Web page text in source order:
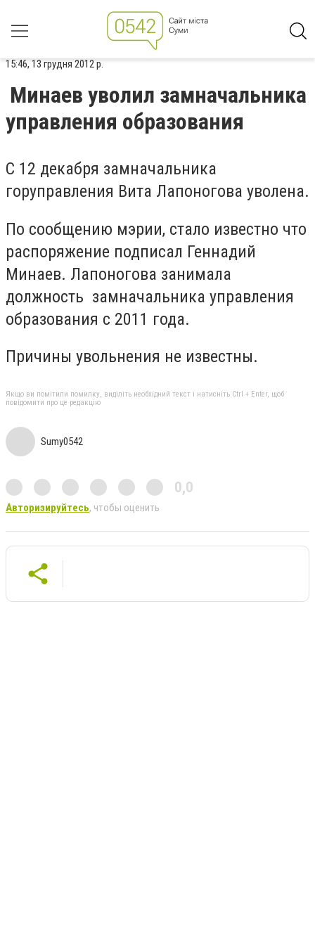
15:46, 13 грудня 2012 р.
Минаев уволил замначальника
управления образования
С 12 декабря замначальника
горуправления Вита Лапоногова уволена.
По сообщению мэрии, стало известно что
распоряжение подписал Геннадий
Минаев. Лапоногова занимала
должность замначальника управления
образования с 2011 года.
Причины увольнения не известны.
Якщо ви помітили помилку, виділіть необхідний текст і натисніть Ctrl + Enter, щоб
повідомити про це редакцію
Sumy0542
0,0
Авторизируйтесь, чтобы оценить